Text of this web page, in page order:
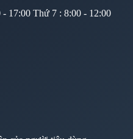
17:00 Thứ 7 : 8:00 - 12:00